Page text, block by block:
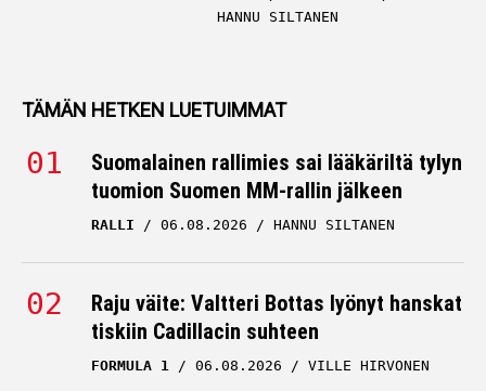
HANNU SILTANEN
TÄMÄN HETKEN LUETUIMMAT
Suomalainen rallimies sai lääkäriltä tylyn
tuomion Suomen MM-rallin jälkeen
RALLI 06.08.2026 HANNU SILTANEN
Raju väite: Valtteri Bottas lyönyt hanskat
tiskiin Cadillacin suhteen
FORMULA 1 06.08.2026 VILLE HIRVONEN